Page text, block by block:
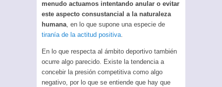
menudo actuamos intentando anular o evitar
este aspecto consustancial a la naturaleza
humana, en lo que supone una especie de
tiranía de la actitud positiva.
En lo que respecta al ámbito deportivo también
ocurre algo parecido. Existe la tendencia a
concebir la presión competitiva como algo
negativo, por lo que se entiende que hay que